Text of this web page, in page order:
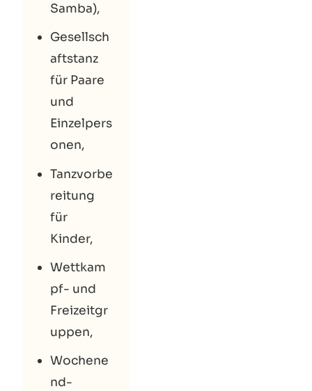
Samba),
Gesellsch
aftstanz
für Paare
und
Einzelpers
onen,
Tanzvorbe
reitung
für
Kinder,
Wettkam
pf- und
Freizeitgr
uppen,
Wochene
nd-